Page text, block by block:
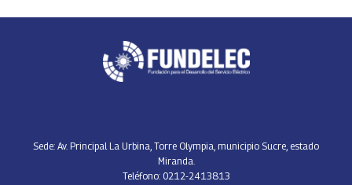
Sede: Av. Principal La Urbina, Torre Olympia, municipio Sucre, estado
Miranda.
Teléfono: 0212-2413813